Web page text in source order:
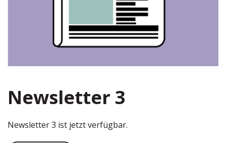
Newsletter 3
Newsletter 3 ist jetzt verfügbar.